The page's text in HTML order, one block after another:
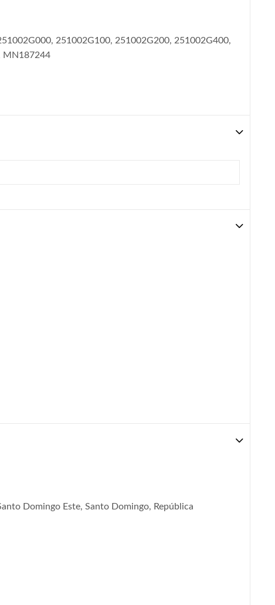
251002G100, 251002G200, 251002G400,
MN187244
Domingo Este, Santo Domingo, República